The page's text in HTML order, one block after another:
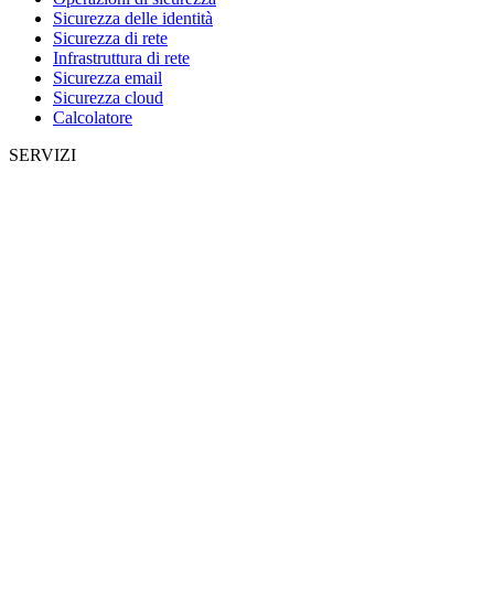
Sicurezza delle identità
Sicurezza di rete
Infrastruttura di rete
Sicurezza email
Sicurezza cloud
Calcolatore
SERVIZI